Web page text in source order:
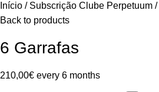
Início Subscrição Clube Perpetuum
Back to products
6 Garrafas
210,00€ every 6 months